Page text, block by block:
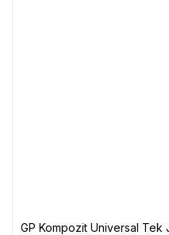
GP Kompozit Universal Tek